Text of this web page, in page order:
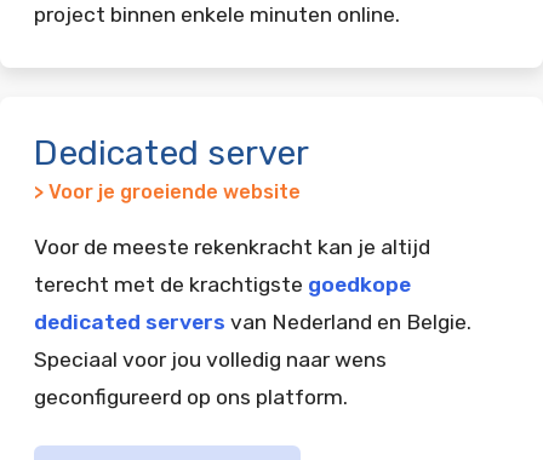
project binnen enkele minuten online.
Dedicated server
> Voor je groeiende website
Voor de meeste rekenkracht kan je altijd
terecht met de krachtigste goedkope
dedicated servers van Nederland en Belgie.
Speciaal voor jou volledig naar wens
geconfigureerd op ons platform.